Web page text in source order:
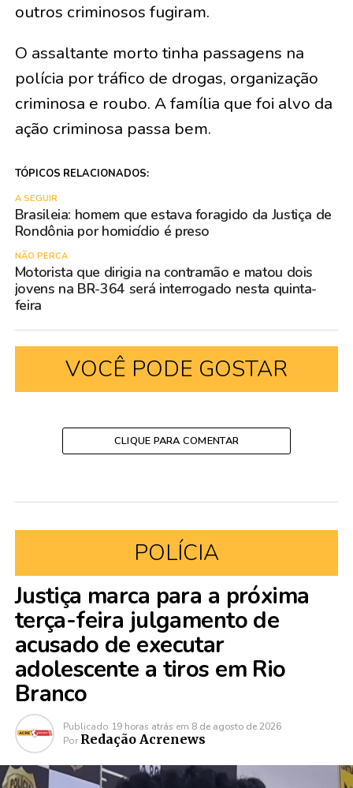
outros criminosos fugiram.
O assaltante morto tinha passagens na
polícia por tráfico de drogas, organização
criminosa e roubo. A família que foi alvo da
ação criminosa passa bem.
TÓPICOS RELACIONADOS:
A SEGUIR
Brasileia: homem que estava foragido da Justiça de
Rondônia por homicídio é preso
NÃO PERCA
Motorista que dirigia na contramão e matou dois
jovens na BR-364 será interrogado nesta quinta-
feira
VOCÊ PODE GOSTAR
CLIQUE PARA COMENTAR
POLÍCIA
Justiça marca para a próxima
terça-feira julgamento de
acusado de executar
adolescente a tiros em Rio
Branco
Publicado 19 horas atrás em 8 de agosto de 2026
Por Redação Acrenews